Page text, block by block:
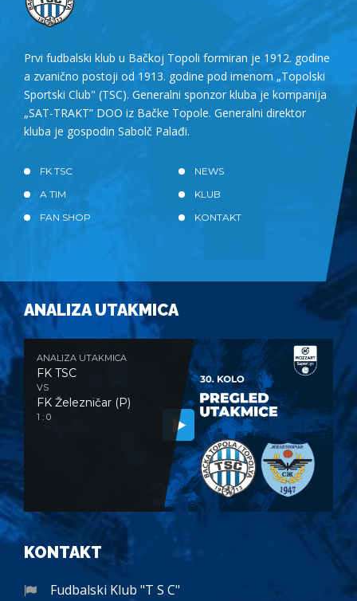
Prvi fudbalski klub u Bačkoj Topoli formiran je 1912. godine
a zvanično postoji od 1913. godine pod imenom „Topolski
Sportski Club" (TSC). Generalni sponzor kluba je kompanija
„SAT-TRAKT” DOO iz Bačke Topole. Generalni direktor
kluba je gospodin Sabolč Palađi.
FK TSC
NEWS
A TIM
KLUB
FAN SHOP
KONTAKT
ANALIZA UTAKMICA
ANALIZA UTAKMICA
FK TSC
VS
FK Železničar (P)
1 : 0
KONTAKT
Fudbalski Klub "T S C"